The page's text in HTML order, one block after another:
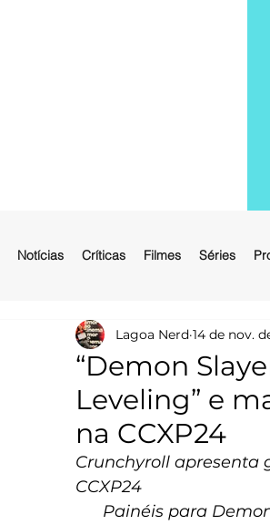
Notícias Críticas Filmes Séries
“Demon
Leveling” e
na CCXP24
Lagoa Nerd 14 de nov.
Crunchyroll apresenta
CCXP24
Painéis para